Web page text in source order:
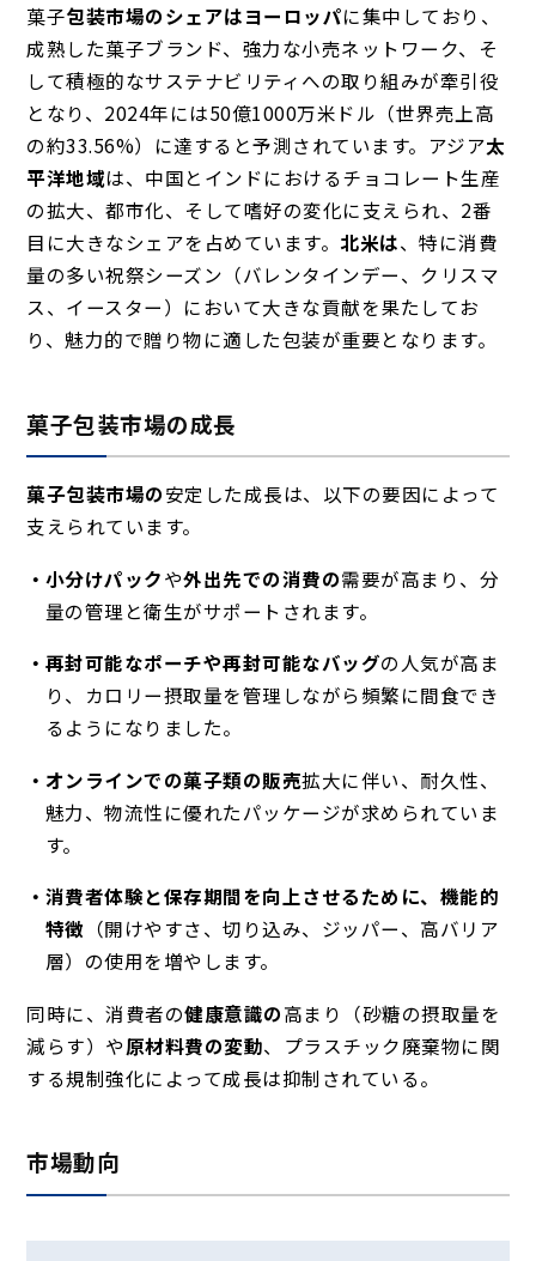
菓子包装市場のシェアはヨーロッパに集中しており 、
成熟した菓子ブランド、強力な小売ネットワーク、そ
して積極的なサステナビリティへの取り組みが牽引役
となり、2024年には50億1000万米ドル（世界売上高
の約33.56%）に達すると予測されています。 アジア太
平洋地域は、中国とインドにおけるチョコレート生産
の拡大、都市化、そして嗜好の変化に支えられ、2番
目に大きなシェアを占めています。 北米は、特に消費
量の多い祝祭シーズン（バレンタインデー、クリスマ
ス、イースター）において大きな貢献を果たしてお
り、魅力的で贈り物に適した包装が重要となります。
菓子包装市場の成長
菓子包装市場の安定した成長は、以下の要因によって
支えられています。
小分けパックや外出先での消費の需要が高まり、分
量の管理と衛生がサポートされます。
再封可能なポーチや再封可能なバッグの人気が高ま
り、カロリー摂取量を管理しながら頻繁に間食でき
るようになりました。
オンラインでの菓子類の販売拡大に伴い、耐久性、
魅力、物流性に優れたパッケージが求められていま
す。
消費者体験と保存期間を向上させるために、機能的
特徴 （開けやすさ、切り込み、ジッパー、高バリア
層） の使用を増やします。
同時に、消費者の健康意識の高まり（砂糖の摂取量を
減らす）や原材料費の変動、プラスチック廃棄物に関
する規制強化によって成長は抑制されている。
市場動向